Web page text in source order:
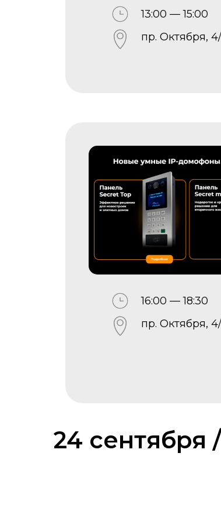
13:00 — 15:00
пр. Октября,
16:00 — 18:30
пр. Октября,
24 сентября